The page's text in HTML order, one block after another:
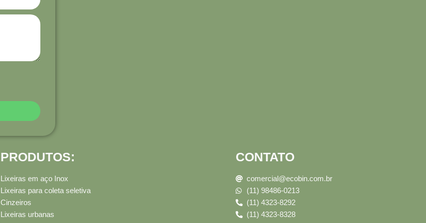
PRODUTOS:
Lixeiras em aço Inox
Lixeiras para coleta seletiva
Cinzeiros
Lixeiras urbanas
CONTATO
comercial@ecobin.com.br
(11) 98486-0213
(11) 4323-8292
(11) 4323-8328